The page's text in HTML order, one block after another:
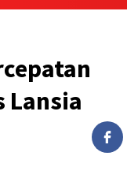
Lansia